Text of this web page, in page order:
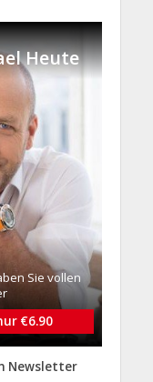
Heute
Sie vollen
€6.90
Newsletter